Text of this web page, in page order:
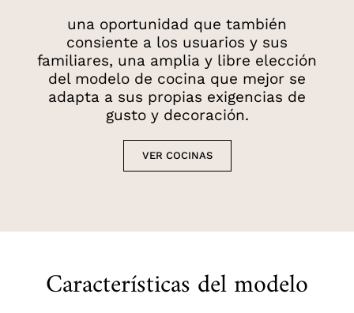
una oportunidad que también
consiente a los usuarios y sus
familiares, una amplia y libre elección
del modelo de cocina que mejor se
adapta a sus propias exigencias de
gusto y decoración.
VER COCINAS
Características del modelo